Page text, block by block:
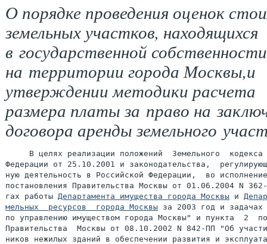
О порядке проведения оценок
земельных участков, находящихся
в государственной собственности
на территории города Москвы,и
утверждении методики расчета
размера платы за право на
договора аренды земельного
В целях реализации положений  Земельного  кодекса
Федерации от 25.10.2001 и законодательства,
ную деятельность в Российской Федерации,  во
постановления Правительства Москвы от 01.06.2004 N
гах работы Департамента имущества города Москвы и
мельных  ресурсов  города Москвы за 2003 год и задачах
по управлению имуществом города Москвы" и пункта  2
Правительства  Москвы от 08.10.2002 N 842-ПП "Об
ников нежилых зданий в обеспечении развития и